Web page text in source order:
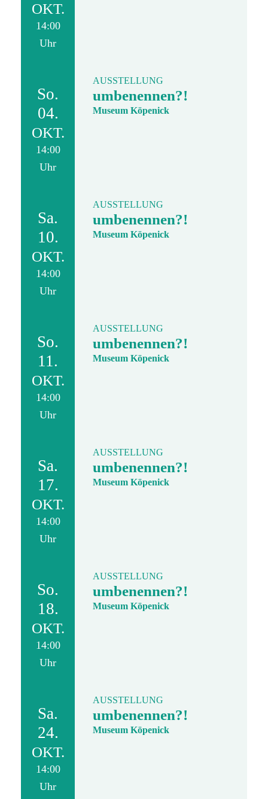
OKT.
14:00
Uhr
So.
04.
OKT.
14:00
Uhr
AUSSTELLUNG
umbenennen?!
Museum Köpenick
Sa.
10.
OKT.
14:00
Uhr
AUSSTELLUNG
umbenennen?!
Museum Köpenick
So.
11.
OKT.
14:00
Uhr
AUSSTELLUNG
umbenennen?!
Museum Köpenick
Sa.
17.
OKT.
14:00
Uhr
AUSSTELLUNG
umbenennen?!
Museum Köpenick
So.
18.
OKT.
14:00
Uhr
AUSSTELLUNG
umbenennen?!
Museum Köpenick
Sa.
24.
OKT.
14:00
Uhr
AUSSTELLUNG
umbenennen?!
Museum Köpenick